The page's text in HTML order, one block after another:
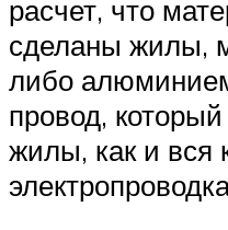
расчет, что
сделаны жилы,
либо
провод,
жилы, как и вся